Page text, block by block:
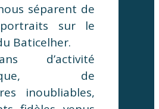
séparent de
sur le
Baticelher.
d’activité
de
inoubliables,